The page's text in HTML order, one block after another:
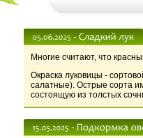
Многие считают, что
Окраска луковицы -
салатные). Острые сорта
состоящую из толстых